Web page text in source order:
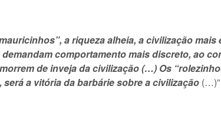
a riqueza alheia, a civilização
comportamento mais discreto, ao
de inveja da civilização (…) Os
a vitória da barbárie sobre a civilização (…)”